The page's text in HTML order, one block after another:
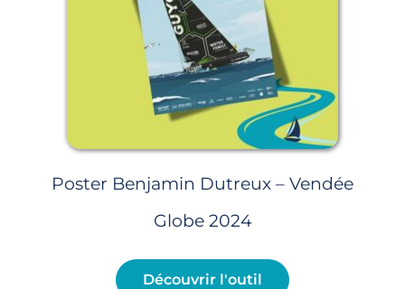
Poster Benjamin Dutreux – Vendée
Globe 2024
Découvrir l'outil